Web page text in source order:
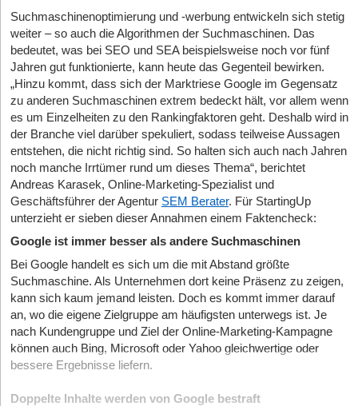
Suchmaschinenoptimierung und -werbung entwickeln sich stetig
weiter – so auch die Algorithmen der Suchmaschinen. Das
bedeutet, was bei SEO und SEA beispielsweise noch vor fünf
Jahren gut funktionierte, kann heute das Gegenteil bewirken.
„Hinzu kommt, dass sich der Marktriese Google im Gegensatz
zu anderen Suchmaschinen extrem bedeckt hält, vor allem wenn
es um Einzelheiten zu den Rankingfaktoren geht. Deshalb wird in
der Branche viel darüber spekuliert, sodass teilweise Aussagen
entstehen, die nicht richtig sind. So halten sich auch nach Jahren
noch manche Irrtümer rund um dieses Thema“, berichtet
Andreas Karasek, Online-Marketing-Spezialist und
Geschäftsführer der Agentur SEM Berater. Für StartingUp
unterzieht er sieben dieser Annahmen einem Faktencheck:
Google ist immer besser als andere Suchmaschinen
Bei Google handelt es sich um die mit Abstand größte
Suchmaschine. Als Unternehmen dort keine Präsenz zu zeigen,
kann sich kaum jemand leisten. Doch es kommt immer darauf
an, wo die eigene Zielgruppe am häufigsten unterwegs ist. Je
nach Kundengruppe und Ziel der Online-Marketing-Kampagne
können auch Bing, Microsoft oder Yahoo gleichwertige oder
bessere Ergebnisse liefern.
Doppelte Inhalte werden von Google bestraft